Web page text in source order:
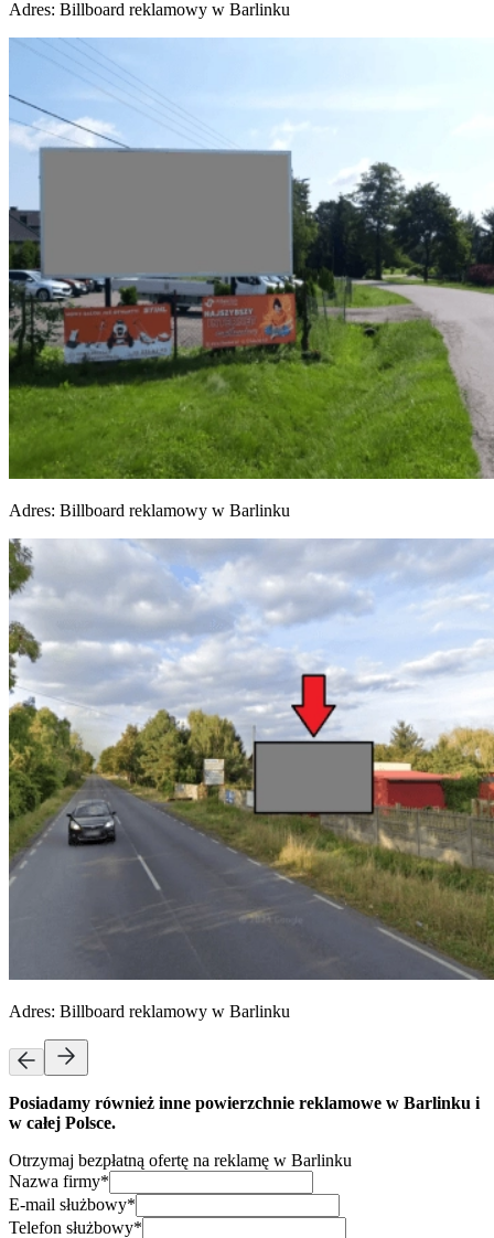
Adres: Billboard reklamowy w Barlinku
Adres: Billboard reklamowy w Barlinku
Adres: Billboard reklamowy w Barlinku
Posiadamy również inne powierzchnie reklamowe w Barlinku i
w całej Polsce.
Otrzymaj bezpłatną ofertę na reklamę w Barlinku
Nazwa firmy*
E-mail służbowy*
Telefon służbowy*